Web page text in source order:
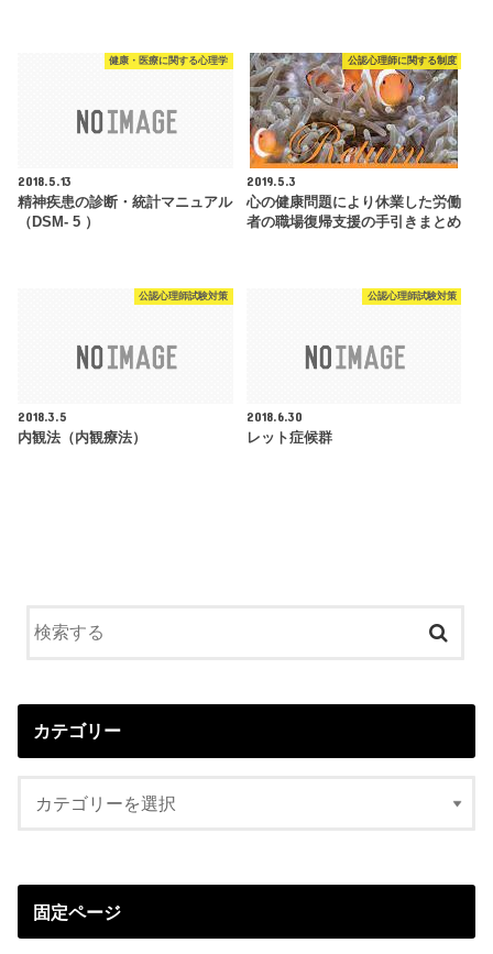
健康・医療に関する心理学
2018.5.13
精神疾患の診断・統計マニュアル
（DSM- 5 ）
公認心理師に関する制度
2019.5.3
心の健康問題により休業した労働
者の職場復帰支援の手引きまとめ
公認心理師試験対策
2018.3.5
内観法（内観療法）
公認心理師試験対策
2018.6.30
レット症候群
カテゴリー
固定ページ